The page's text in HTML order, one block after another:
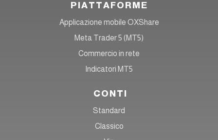
PIATTAFORME
Applicazione mobile OXShare
Meta Trader 5 (MT5)
Commercio in rete
Indicatori MT5
CONTI
Standard
Classico